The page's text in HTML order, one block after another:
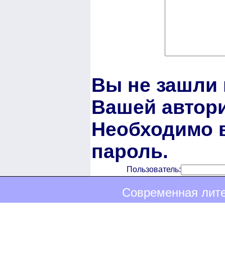
Вы не зашли
Вашей
Необходимо
пароль.
Пользователь:
Современная